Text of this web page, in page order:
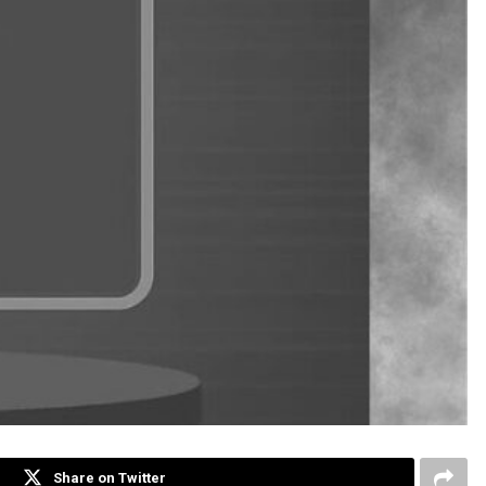
Share on Twitter